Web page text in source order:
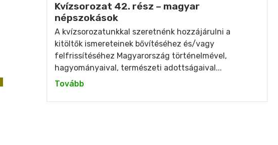
Kvízsorozat 42. rész – magyar
népszokások
A kvízsorozatunkkal szeretnénk hozzájárulni a
kitöltők ismereteinek bővítéséhez és/vagy
felfrissítéséhez Magyarország történelmével,
hagyományaival, természeti adottságaival...
Tovább